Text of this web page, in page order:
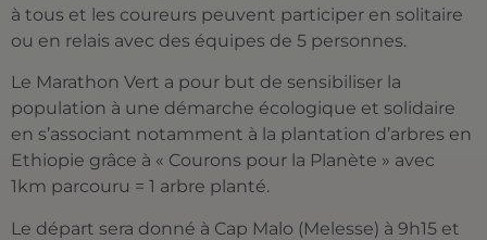
à tous et les coureurs peuvent participer en solitaire
ou en relais avec des équipes de 5 personnes.
Le Marathon Vert a pour but de sensibiliser la
population à une démarche écologique et solidaire
en s’associant notamment à la plantation d’arbres en
Ethiopie grâce à « Courons pour la Planète » avec
1km parcouru = 1 arbre planté.
Le départ sera donné à Cap Malo (Melesse) à 9h15 et